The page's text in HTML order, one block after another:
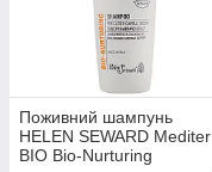
Поживний шампунь
HELEN SEWARD Mediter
BIO Bio-Nurturing